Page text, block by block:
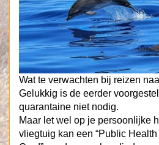
Wat te verwachten bij reizen
Gelukkig is de eerder
quarantaine niet nodig.
Maar let wel op je persoonlijke
vliegtuig kan een “Public